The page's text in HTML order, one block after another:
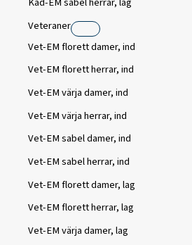
Veteraner
Vet-EM florett damer, ind
Vet-EM florett herrar, ind
Vet-EM värja damer, ind
Vet-EM värja herrar, ind
Vet-EM sabel damer, ind
Vet-EM sabel herrar, ind
Vet-EM florett damer, lag
Vet-EM florett herrar, lag
Vet-EM värja damer, lag